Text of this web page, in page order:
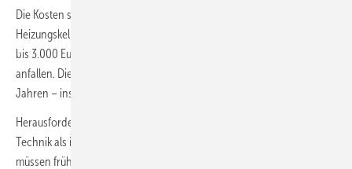
Die Kosten schätzt er als überschaubar ein. Für die Ausstattung eines
Heizungskellers mit nicht invasiver Sensorik rechnet er grob mit 2.000
bis 3.000 Euro. Alternativ können monatliche Servicegebühren
anfallen. Die Investitionen amortisierten sich häufig in wenigen
Jahren – insbesondere bei steigenden Energie- und CO₂-Kosten.
Herausforderungen liegen nach Rackels Erfahrung weniger in der
Technik als in der Kommunikation. Hausmeister, Betreiber und Mieter
müssen frühzeitig eingebunden werden, um Vorbehalte abzubauen